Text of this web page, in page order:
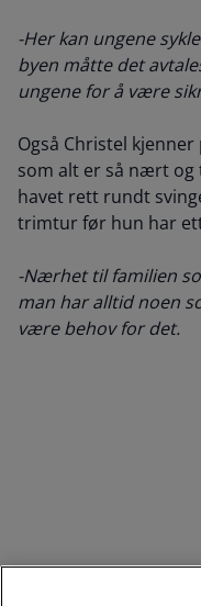
-Her kan ungene
byen måtte det
ungene for å være
Også Christel
som alt er så nært og
havet rett rundt
trimtur før hun har
-Nærhet til familien
man har alltid noen
være behov for det.